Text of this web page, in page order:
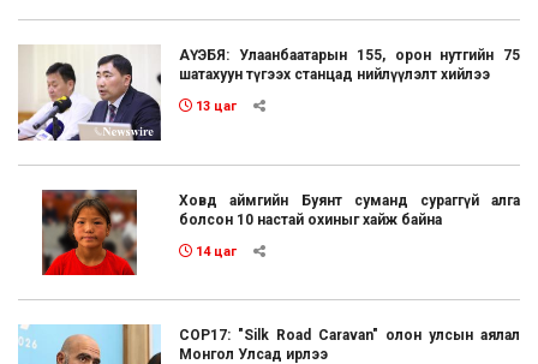
АҮЭБЯ: Улаанбаатарын 155, орон нутгийн 75
шатахуун түгээх станцад нийлүүлэлт хийлээ
13 цаг
Ховд аймгийн Буянт суманд сураггүй алга
болсон 10 настай охиныг хайж байна
14 цаг
COP17: "Silk Road Caravan" олон улсын аялал
Монгол Улсад ирлээ